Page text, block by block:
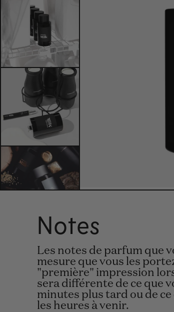
Notes
Les notes de parfum que
mesure que vous les
"première" impression
sera différente de ce que
minutes plus tard ou de
les heures à venir.